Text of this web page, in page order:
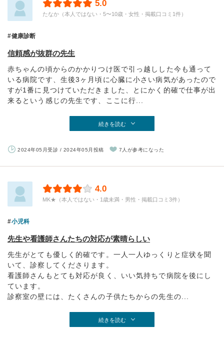
5.0
たなか（本人ではない・5〜10歳・女性・掲載口コミ1件）
健康診断
信頼感が抜群の先生
赤ちゃんの頃からのかかりつけ医で引っ越しした今も通って
いる病院です、生後3ヶ月頃に心臓に小さい病気があったので
すが1番に見つけていただきました、とにかく的確で仕事が出
来るという感じの先生です、ここに行...
続きを読む
2024年05月受診 / 2024年05月投稿 7人が参考になった
4.0
MK★（本人ではない・1歳未満・男性・掲載口コミ3件）
小児科
先生や看護師さんたちの対応が素晴らしい
先生がとても優しく的確です。一人一人ゆっくりと症状を聞
いて、診察してくださります。
看護師さんもとても対応が良く、いい気持ちで病院を後にし
ています。
診察室の壁には、たくさんの子供たちからの先生の...
続きを読む